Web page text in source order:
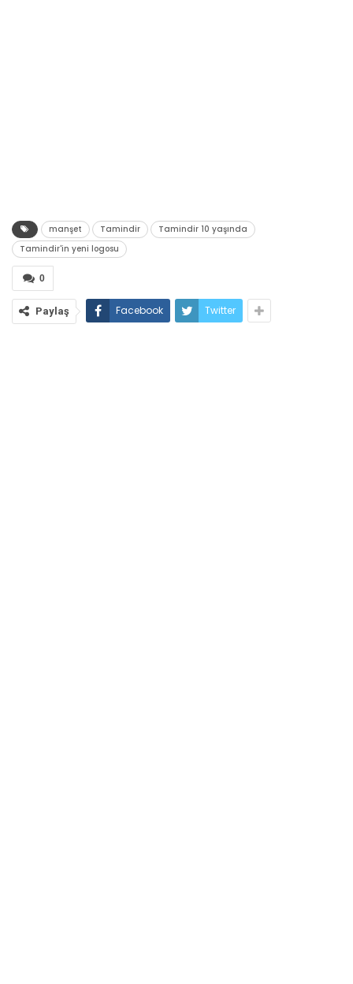
manşet Tamindir
Tamindir 10 yaşında
Tamindir'in yeni logosu
0
Paylaş Facebook Twitter